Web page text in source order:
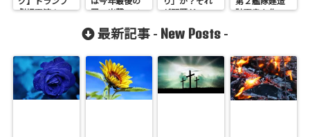
劇場再演！こ
買い出撃のチ
か？【今週の
結果】
が問題だ。
ップ投資結果
計画書を作
最新記事 - New Posts -